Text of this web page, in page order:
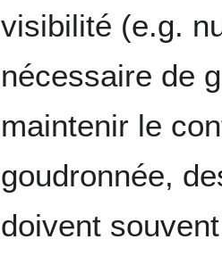
visibilité (e.g.
nécessaire de
maintenir le
goudronnée,
doivent